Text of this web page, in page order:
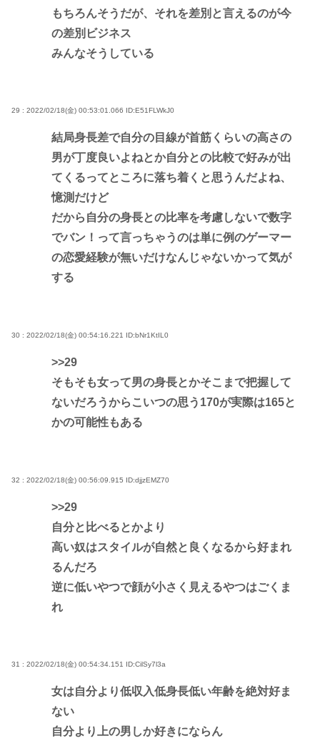
もちろんそうだが、それを差別と言えるのが今
の差別ビジネス
みんなそうしている
29 : 2022/02/18(金) 00:53:01.066 ID:E51FLWkJ0
結局身長差で自分の目線が首筋くらいの高さの
男が丁度良いよねとか自分との比較で好みが出
てくるってところに落ち着くと思うんだよね、
憶測だけど
だから自分の身長との比率を考慮しないで数字
でバン！って言っちゃうのは単に例のゲーマー
の恋愛経験が無いだけなんじゃないかって気が
する
30 : 2022/02/18(金) 00:54:16.221 ID:bNr1KtIL0
>>29
そもそも女って男の身長とかそこまで把握して
ないだろうからこいつの思う170が実際は165と
かの可能性もある
32 : 2022/02/18(金) 00:56:09.915 ID:djjzEMZ70
>>29
自分と比べるとかより
高い奴はスタイルが自然と良くなるから好まれ
るんだろ
逆に低いやつで顔が小さく見えるやつはごくま
れ
31 : 2022/02/18(金) 00:54:34.151 ID:CilSy7l3a
女は自分より低収入低身長低い年齢を絶対好ま
ない
自分より上の男しか好きにならん